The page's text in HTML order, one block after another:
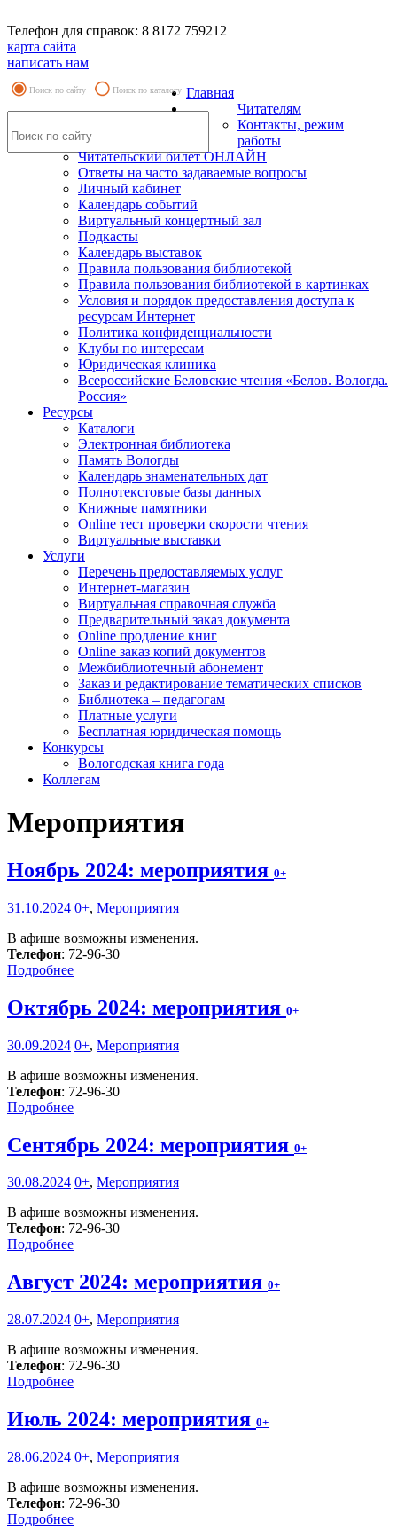
Телефон для справок: 8 8172 759212
карта сайта
написать нам
Поиск по сайту Поиск по каталогу Главная
Читателям
Контакты, режим
работы
Читательский билет ОНЛАЙН
Ответы на часто задаваемые вопросы
Личный кабинет
Календарь событий
Виртуальный концертный зал
Подкасты
Календарь выставок
Правила пользования библиотекой
Правила пользования библиотекой в картинках
Условия и порядок предоставления доступа к
ресурсам Интернет
Политика конфиденциальности
Клубы по интересам
Юридическая клиника
Всероссийские Беловские чтения «Белов. Вологда.
Россия»
Ресурсы
Каталоги
Электронная библиотека
Память Вологды
Календарь знаменательных дат
Полнотекстовые базы данных
Книжные памятники
Online тест проверки скорости чтения
Виртуальные выставки
Услуги
Перечень предоставляемых услуг
Интернет-магазин
Виртуальная справочная служба
Предварительный заказ документа
Online продление книг
Online заказ копий документов
Межбиблиотечный абонемент
Заказ и редактирование тематических списков
Библиотека – педагогам
Платные услуги
Бесплатная юридическая помощь
Конкурсы
Вологодская книга года
Коллегам
Мероприятия
Ноябрь 2024: мероприятия 0+
31.10.2024 0+, Мероприятия
В афише возможны изменения.
Телефон: 72-96-30
Подробнее
Октябрь 2024: мероприятия 0+
30.09.2024 0+, Мероприятия
В афише возможны изменения.
Телефон: 72-96-30
Подробнее
Сентябрь 2024: мероприятия 0+
30.08.2024 0+, Мероприятия
В афише возможны изменения.
Телефон: 72-96-30
Подробнее
Август 2024: мероприятия 0+
28.07.2024 0+, Мероприятия
В афише возможны изменения.
Телефон: 72-96-30
Подробнее
Июль 2024: мероприятия 0+
28.06.2024 0+, Мероприятия
В афише возможны изменения.
Телефон: 72-96-30
Подробнее